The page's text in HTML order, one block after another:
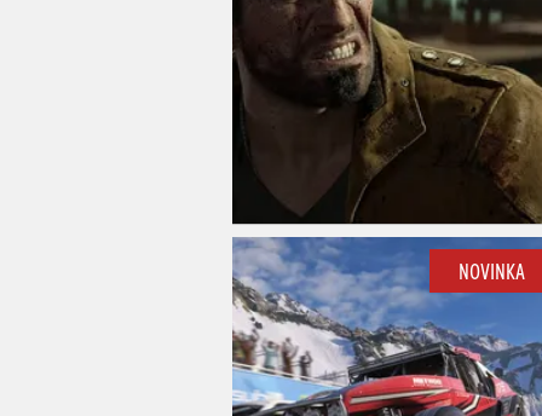
NOVINKA